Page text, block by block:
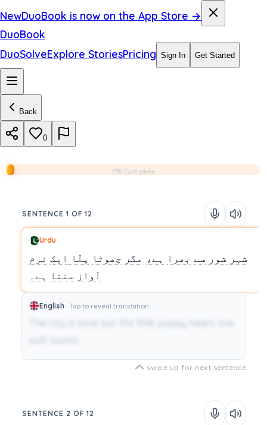
NewDuoBook is now on the App Store →
DuoBook
DuoSolveExplore StoriesPricing Sign In Get Started
Back
0
0% Complete
SENTENCE 1 OF 12
Urdu
شہر شور سے بھرا ہے، مگر چھوٹا پلّا ایک نرم
آواز سنتا ہے۔
English Tap to reveal translation
swipe up for next sentence
SENTENCE 2 OF 12